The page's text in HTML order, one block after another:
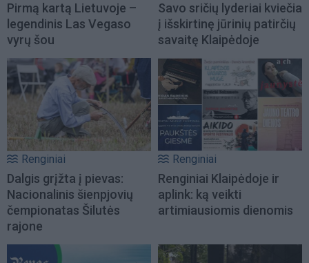
Pirmą kartą Lietuvoje –
legendinis Las Vegaso
vyrų šou
Savo sričių lyderiai kviečia
į išskirtinę jūrinių patirčių
savaitę Klaipėdoje
Renginiai
Dalgis grįžta į pievas:
Nacionalinis šienpjovių
čempionatas Šilutės
rajone
Renginiai
Renginiai Klaipėdoje ir
aplink: ką veikti
artimiausiomis dienomis